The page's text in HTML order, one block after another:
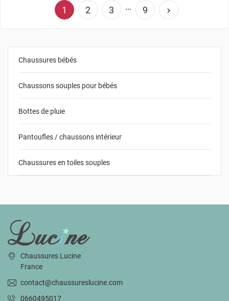
Chaussures bébés
Chaussons souples pour bébés
Bottes de pluie
Pantoufles / chaussons intérieur
Chaussures en toiles souples
1 2 3 … 9 
INFORMATIONS
Chaussures Lucine
France
contact@chaussureslucine.com
0660495017